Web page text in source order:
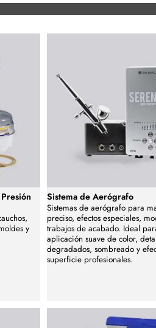
y
Sistema de Aerógrafo
Sistemas de aerógrafo para
preciso, efectos especiales,
trabajos de acabado. Ideal
aplicación suave de color,
degradados, sombreado y
superficie profesionales.